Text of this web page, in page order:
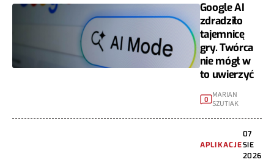
Google AI
zdradziło
tajemnicę
gry. Twórca
nie mógł w
to uwierzyć
0
MARIAN
SZUTIAK
APLIKACJE
07
SIE
2026